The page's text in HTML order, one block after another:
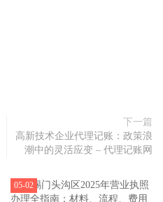
下一篇
高新技术企业代理记账：政策浪
潮中的灵活应变 – 代理记账网
05-02